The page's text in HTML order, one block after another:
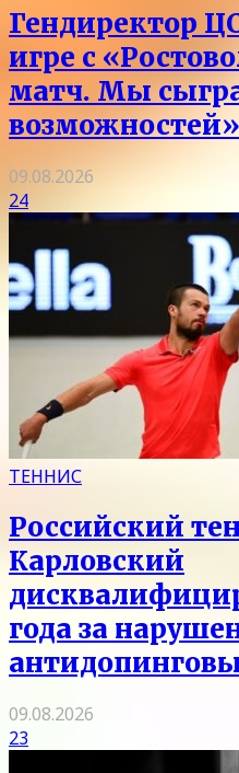
Гендиректор
игре с
матч. Мы
возможностей»
09.08.2026
24
ТЕННИС
Российский
Карловский
года за
09.08.2026
23